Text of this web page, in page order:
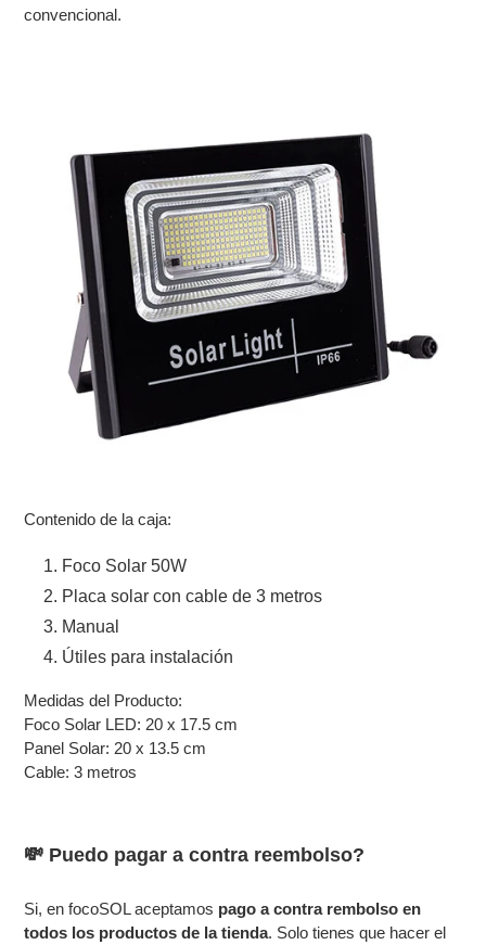
convencional.
Contenido de la caja:
Foco Solar 50W
Placa solar con cable de 3 metros
Manual
Útiles para instalación
Medidas del Producto:
Foco Solar LED: 20 x 17.5 cm
Panel Solar: 20 x 13.5 cm
Cable: 3 metros
💸 Puedo pagar a contra reembolso?
Si, en focoSOL aceptamos pago a contra rembolso en
todos los productos de la tienda. Solo tienes que hacer el